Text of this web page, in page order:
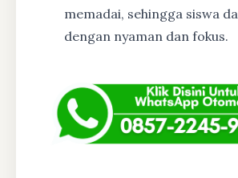
memadai, sehingga siswa
dengan nyaman dan fokus.